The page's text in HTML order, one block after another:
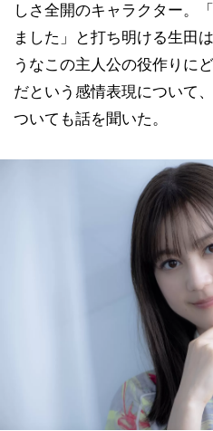
しさ全開のキャラクター。
ました」と打ち明ける生田
うなこの主人公の役作りに
だという感情表現について
ついても話を聞いた。